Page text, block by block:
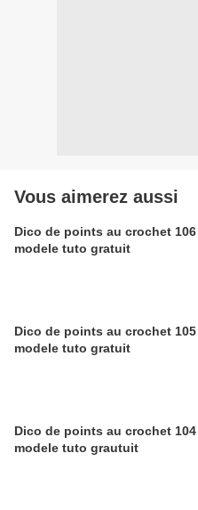
Vous aimerez aussi
Dico de points au crochet 106
modele tuto gratuit
Dico de points au crochet 105
modele tuto gratuit
Dico de points au crochet 104
modele tuto grautuit